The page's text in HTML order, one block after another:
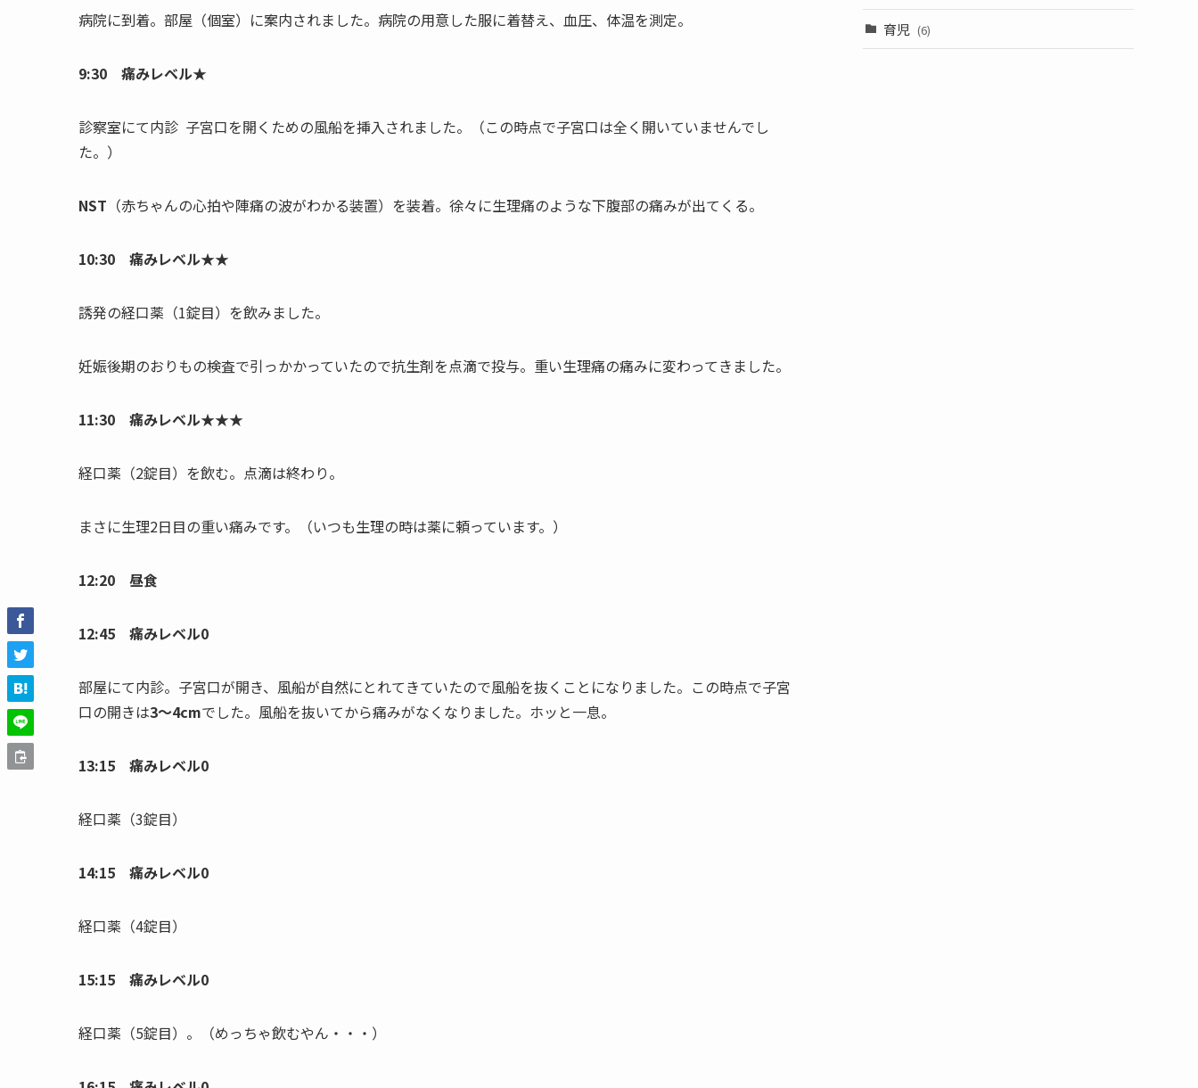
病院に到着。部屋（個室）に案内されました。病院の用意した服に着替え、血圧、体温を測定。
9:30 痛みレベル★
診察室にて内診 子宮口を開くための風船を挿入されました。（この時点で子宮口は全く開いていませんでし
た。）
NST （赤ちゃんの心拍や陣痛の波がわかる装置）を装着。徐々に生理痛のような下腹部の痛みが出てくる。
10:30 痛みレベル★★
誘発の経口薬（1錠目）を飲みました。
妊娠後期のおりもの検査で引っかかっていたので抗生剤を点滴で投与。重い生理痛の痛みに変わってきました。
11:30 痛みレベル★★★
経口薬（2錠目）を飲む。点滴は終わり。
まさに生理2日目の重い痛みです。（いつも生理の時は薬に頼っています。）
12:20 昼食
12:45 痛みレベル0
部屋にて内診。子宮口が開き、風船が自然にとれてきていたので風船を抜くことになりました。この時点で子宮
口の開きは3〜4cmでした。風船を抜いてから痛みがなくなりました。ホッと一息。
13:15 痛みレベル0
経口薬（3錠目）
14:15 痛みレベル0
経口薬（4錠目）
15:15 痛みレベル0
経口薬（5錠目）。（めっちゃ飲むやん・・・）
育児 (6)